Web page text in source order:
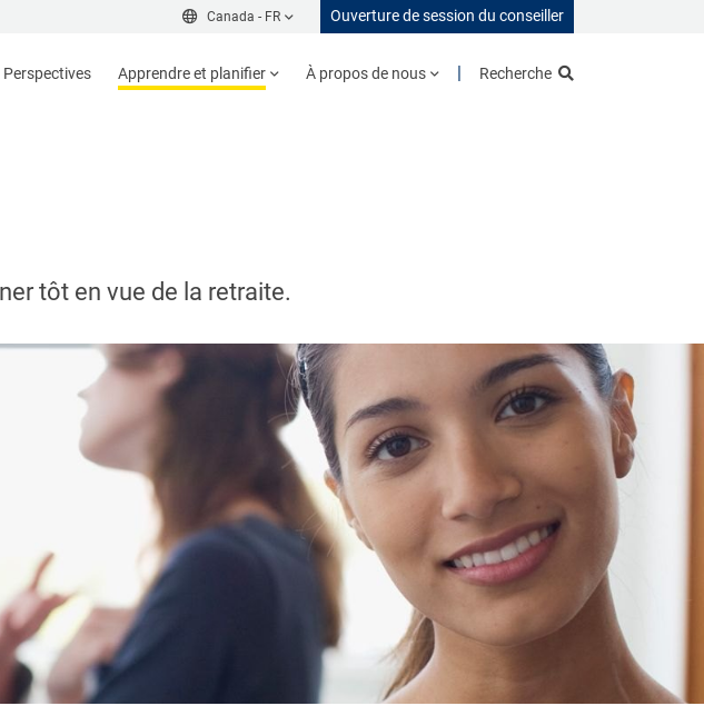
Canada - FR Ouverture de session du conseiller
Perspectives Apprendre et planifier À propos de nous Recherche
tôt en vue de la retraite.